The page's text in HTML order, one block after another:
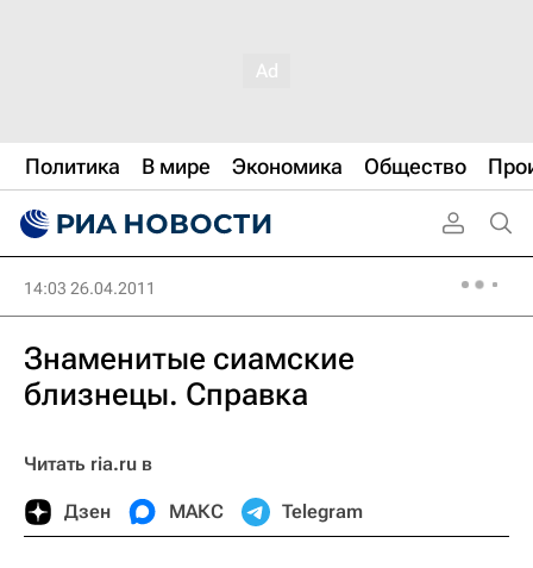
Политика В мире Экономика Общество
14:03 26.04.2011
Знаменитые сиамские
близнецы. Справка
Читать ria.ru в
Дзен МАКС Telegram